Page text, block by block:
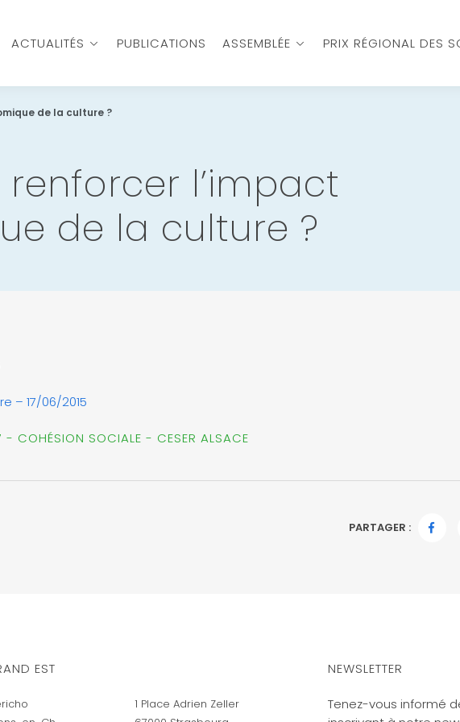
ACTUALITÉS PUBLICATIONS ASSEMBLÉE PRIX RÉGIONAL DES
de la culture ?
l’impact
de la culture ?
– 17/06/2015
COHÉSION SOCIALE - CESER ALSACE
PARTAGER :
EST
1 Place Adrien Zeller
NEWSLETTER
Tenez-vous informé